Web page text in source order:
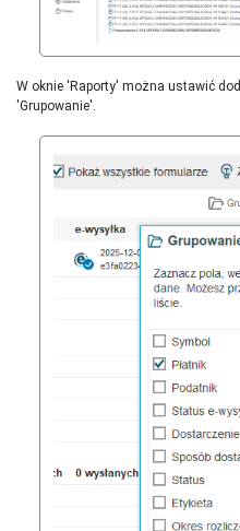
W oknie 'Raporty' można ustawić
'Grupowanie'.